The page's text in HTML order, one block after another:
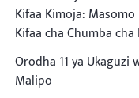
Kifaa Kimoja:
Kifaa cha Chumba cha
Orodha 11 ya Ukaguzi
Malipo